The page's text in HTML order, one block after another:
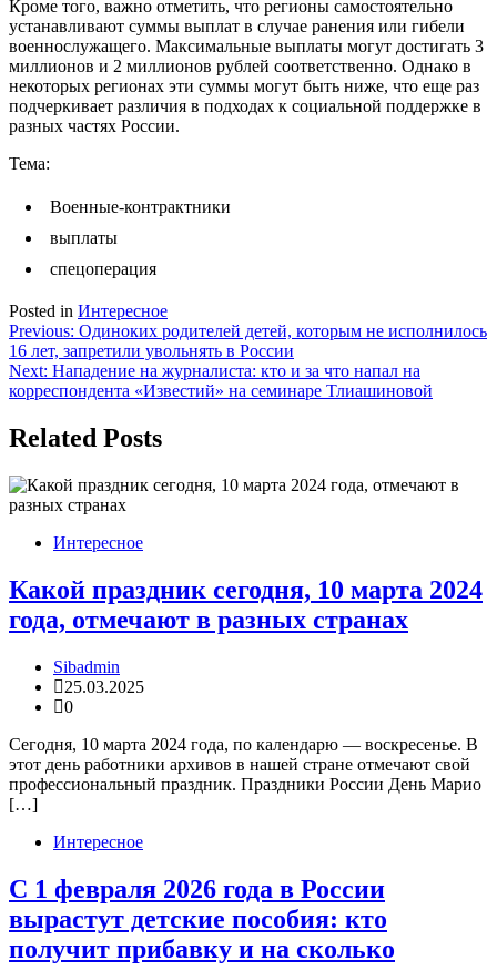
Кроме того, важно отметить, что регионы самостоятельно
устанавливают суммы выплат в случае ранения или гибели
военнослужащего. Максимальные выплаты могут достигать 3
миллионов и 2 миллионов рублей соответственно. Однако в
некоторых регионах эти суммы могут быть ниже, что еще раз
подчеркивает различия в подходах к социальной поддержке в
разных частях России.
Тема:
Военные-контрактники
выплаты
спецоперация
Posted in Интересное
Навигация
по
записям
Previous: Одиноких родителей детей, которым не исполнилось
16 лет, запретили увольнять в России
Next: Нападение на журналиста: кто и за что напал на
корреспондента «Известий» на семинаре Тлиашиновой
Related Posts
Интересное
Какой праздник сегодня, 10 марта 2024
года, отмечают в разных странах
Sibadmin
25.03.2025
0
Сегодня, 10 марта 2024 года, по календарю — воскресенье. В
этот день работники архивов в нашей стране отмечают свой
профессиональный праздник. Праздники России День Марио
[…]
Интересное
С 1 февраля 2026 года в России
вырастут детские пособия: кто
получит прибавку и на сколько